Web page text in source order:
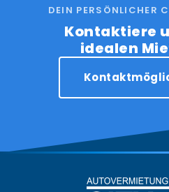
DEIN PERSÖNLICHER
Kontaktiere
idealen